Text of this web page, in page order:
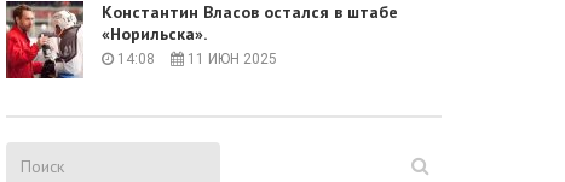
Константин Власов остался в штабе
«Норильска».
14:08 11 ИЮН 2025